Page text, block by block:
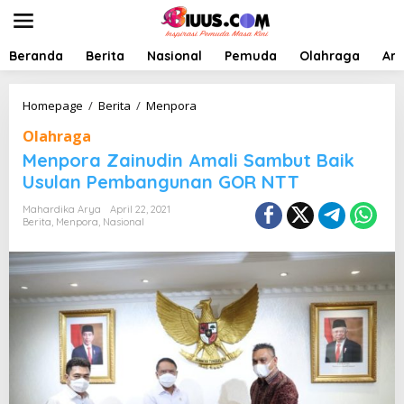
t
Beranda Berita Nasional Pemuda Olahraga
Homepage / Berita / Menpora
p
o
r
i
n
u
d
i
n
A
m
Olahraga
Menpora Zainudin Amali Sambut Baik
Usulan Pembangunan GOR NTT
Mahardika Arya
April 22, 2021
Berita, Menpora, Nasional